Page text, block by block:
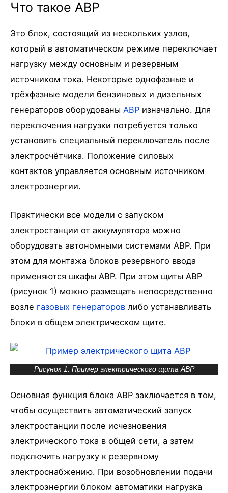
Что такое АВР
Это блок, состоящий из нескольких узлов,
который в автоматическом режиме переключает
нагрузку между основным и резервным
источником тока. Некоторые однофазные и
трёхфазные модели бензиновых и дизельных
генераторов оборудованы АВР изначально. Для
переключения нагрузки потребуется только
установить специальный переключатель после
электросчётчика. Положение силовых
контактов управляется основным источником
электроэнергии.
Практически все модели с запуском
электростанции от аккумулятора можно
оборудовать автономными системами АВР. При
этом для монтажа блоков резервного ввода
применяются шкафы АВР. При этом щиты АВР
(рисунок 1) можно размещать непосредственно
возле газовых генераторов либо устанавливать
блоки в общем электрическом щите.
Рисунок 1. Пример электрического щита АВР
Основная функция блока АВР заключается в том,
чтобы осуществить автоматический запуск
электростанции после исчезновения
электрического тока в общей сети, а затем
подключить нагрузку к резервному
электроснабжению. При возобновлении подачи
электроэнергии блоком автоматики нагрузка